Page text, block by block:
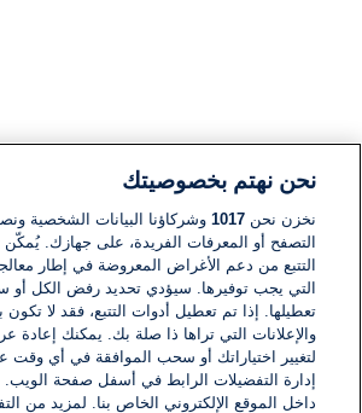
نحن نهتم بخصوصيتك
نخزن نحن1017 وشركاؤنا البيانات الشخصية
التصفح أو المعرفات الفريدة، على جهازك. يُمكّن
التتبع من دعم الأغراض المعروضة في إطار
التي يجب توفيرها. سيؤدي تحديد رفض الكل
تعطيلها. إذا تم تعطيل أدوات التتبع، فقد لا
والإعلانات التي تراها ذا صلة بك. يمكنك إعادة
لتغيير اختياراتك أو سحب الموافقة في أي
إدارة التفضيلات الرابط في أسفل صفحة الويب.
داخل الموقع الإلكتروني الخاص بنا. لمزيد من